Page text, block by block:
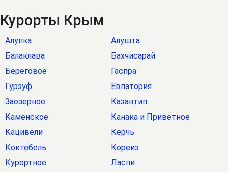
Курорты Крым
Алупка
Алушта
Балаклава
Бахчисарай
Береговое
Гаспра
Гурзуф
Евпатория
Заозерное
Казантип
Каменское
Канака и Приветное
Кацивели
Керчь
Коктебель
Кореиз
Курортное
Ласпи